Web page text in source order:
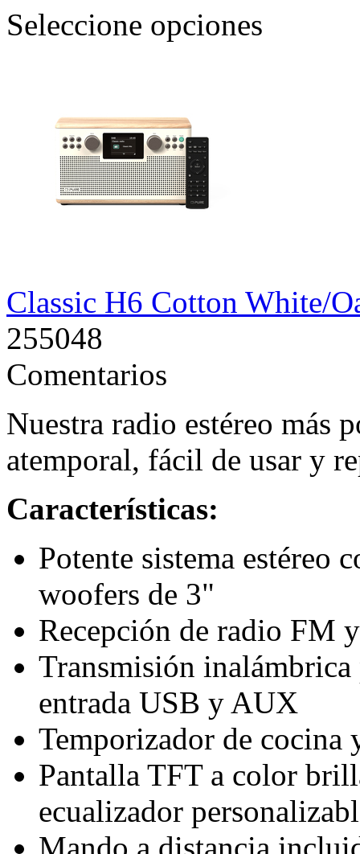
Seleccione opciones
Classic H6 Cotton White/
255048
Comentarios
Nuestra radio estéreo más
atemporal, fácil de usar y
Características:
Potente sistema estéreo
woofers de 3"
Recepción de radio FM
Transmisión
entrada USB y AUX
Temporizador de cocina
Pantalla TFT a color
ecualizador